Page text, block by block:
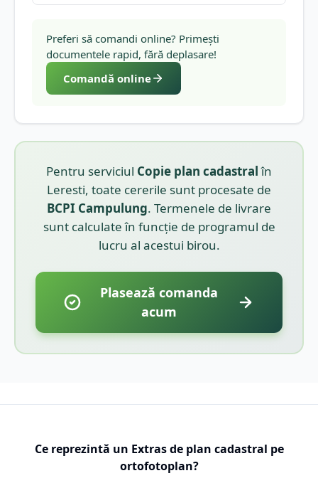
Preferi să comandi online? Primești
documentele rapid, fără deplasare!
Comandă online
Pentru serviciul Copie plan cadastralîn
Leresti, toate cererile sunt procesate de
BCPI Campulung. Termenele de livrare
sunt calculate în funcție de programul de
lucru al acestui birou.
Plasează comanda
acum
Ce reprezintă un Extras de plan cadastral pe
ortofotoplan?